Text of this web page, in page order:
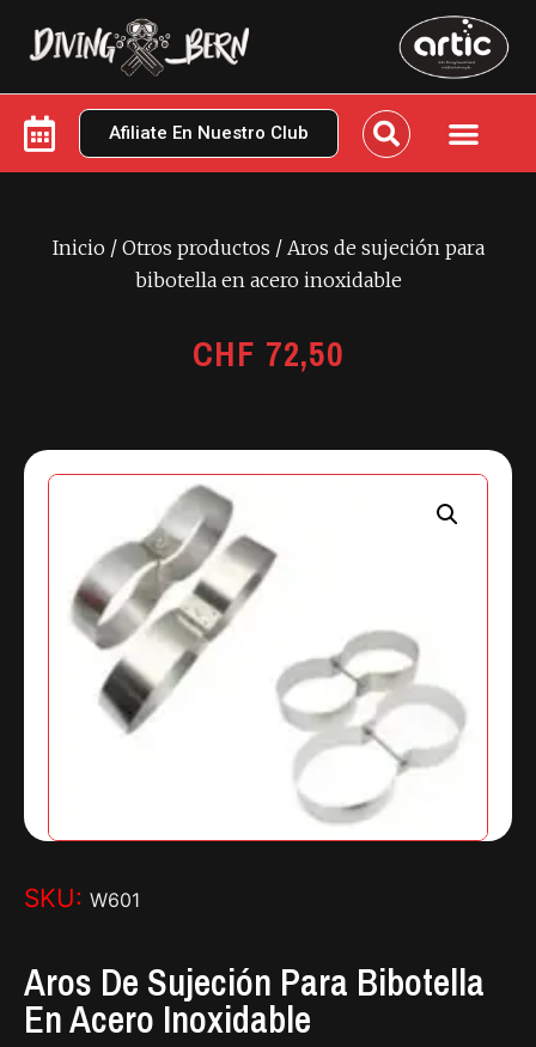
Afiliate En Nuestro Club
Inicio / Otros productos / Aros de sujeción para
bibotella en acero inoxidable
CHF 72,50
SKU: W601
Aros De Sujeción Para Bibotella
En Acero Inoxidable